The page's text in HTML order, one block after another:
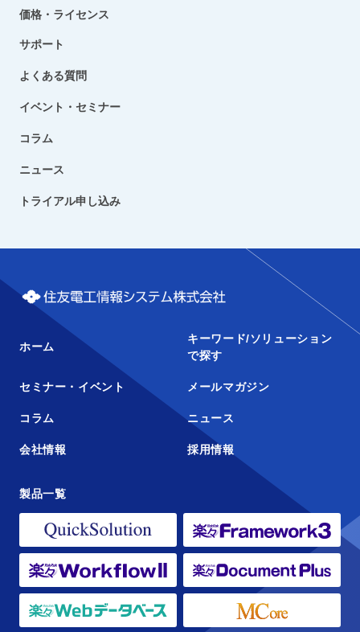
価格・ライセンス
サポート
よくある質問
イベント・セミナー
コラム
ニュース
トライアル申し込み
ホーム
キーワード/ソリューション
で探す
セミナー・イベント メールマガジン
コラム ニュース
会社情報 採用情報
製品一覧